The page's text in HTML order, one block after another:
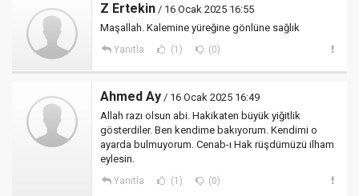
Z Ertekin / 16 Ocak 2025 16:55
Maşallah. Kalemine yüreğine gönlüne sağlık
Yanıtla (1) (0)
Ahmed Ay / 16 Ocak 2025 16:49
Allah razı olsun abi. Hakikaten büyük yiğitlik
gösterdiler. Ben kendime bakıyorum. Kendimi o
ayarda bulmuyorum. Cenab-ı Hak rüşdümüzü ilham
eylesin.
Yanıtla (1) (0)